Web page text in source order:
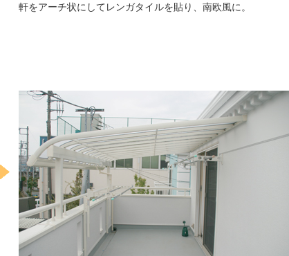
軒をアーチ状にしてレンガタイルを貼り、南欧風に。